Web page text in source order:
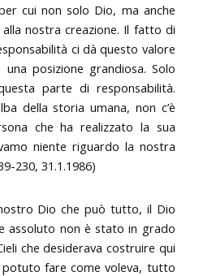
cui non solo Dio, ma anche
nostra creazione. Il fatto di
ci dà questo valore
posizione grandiosa. Solo
parte di responsabilità.
della storia umana, non c’è
che ha realizzato la sua
niente riguardo la nostra
230, 31.1.1986)
Dio che può tutto, il Dio
assoluto non è stato in grado
che desiderava costruire qui
potuto fare come voleva, tutto